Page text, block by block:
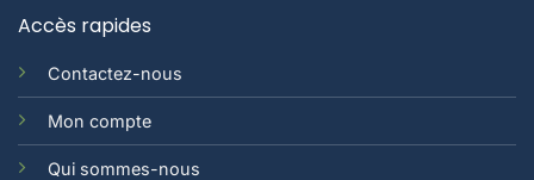
Accès rapides
Contactez-nous
Mon compte
Qui sommes-nous